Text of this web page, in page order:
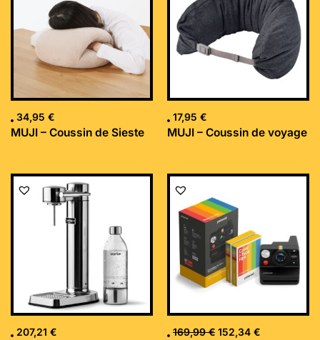
34,95 €
MUJI – Coussin de Sieste
17,95 €
MUJI – Coussin de voyage
207,21 € 169,99€
Le
initial
était :
169,99 €.
152,34 €
Le